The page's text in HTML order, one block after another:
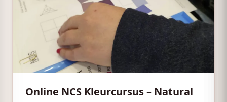
Online NCS Kleurcursus – Natural